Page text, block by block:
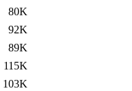
80K
92K
89K
115K
103K